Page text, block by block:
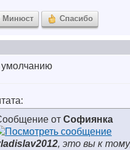
Минюст Спасибо
от Софиянка
, это вы к